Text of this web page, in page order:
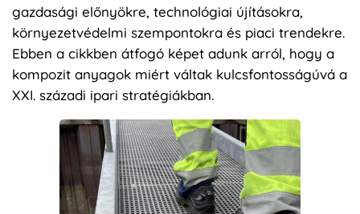
gazdasági előnyökre, technológiai újításokra,
környezetvédelmi szempontokra és piaci trendekre.
Ebben a cikkben átfogó képet adunk arról, hogy a
kompozit anyagok miért váltak kulcsfontosságúvá a
XXI. századi ipari stratégiákban.